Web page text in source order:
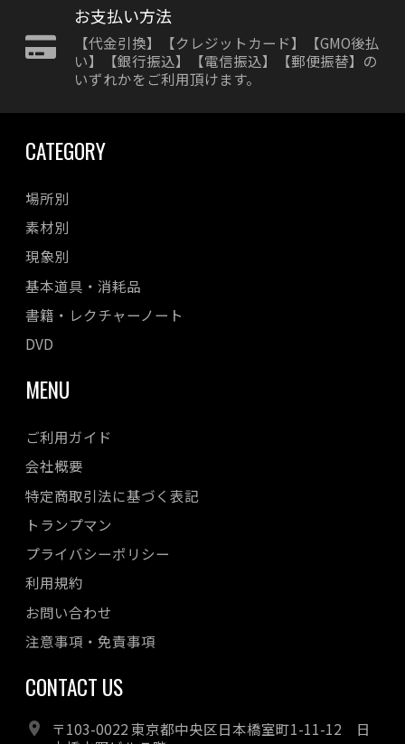
お支払い方法
【代金引換】【クレジットカード】【GMO後払
い】【銀行振込】【電信振込】【郵便振替】の
いずれかをご利用頂けます。
CATEGORY
場所別
素材別
現象別
基本道具・消耗品
書籍・レクチャーノート
DVD
MENU
ご利用ガイド
会社概要
特定商取引法に基づく表記
トランプマン
プライバシーポリシー
利用規約
お問い合わせ
注意事項・免責事項
CONTACT US
〒103-0022 東京都中央区日本橋室町1-11-12 日